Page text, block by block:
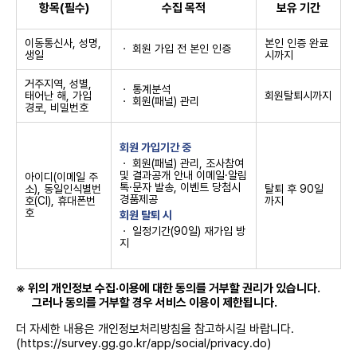
의 글, 사진, 동영상, 각종 파일과 링크 등(댓글 포함)
  8. 온라인 여론조사 : 경기도가 홈페이지를 통해 회원을 대상
으로 모바일이나 컴퓨터로 실시하는 여론조사
  9. 온라인 투표 : 경기도나 회원이 홈페이지를 이용하여 이용
자를 대상으로 어떤 사안에 대해 찬반을 물었을 때 홈페이지 기
능을 이용해 의사를 표현하는 행위
② 이 약관에서 사용하는 용어의 정의는 제1항에서 정하는 것
을 제외하고는 관계법령 및 서비스별 안내에서 정하는 바에 의
제3조 (약관의 효력 및 변경)
① 이 약관은 홈페이지 화면에 게시하거나 기타의 방법으로 공
지함으로써 이용자에게 공시하고, 이에 동의한 이용자가 홈페
이지에 가입함으로써 효력이 발생합니다.
가 직접 확인할 수 있도록 합니다.
을 중단하고 회원 등록을 취소할 수 있습니다. 다만, 이용자가
약관 변경 이후 홈페이지에 접속하여 별도의 의사표시 없이 계
속 홈페이지를 이용하는 경우에는 약관 변경에 동의한 것으로
간주됩니다.
항목(필수) 수집 목적 보유 기간
이동통신사, 성명,
생일
ㆍ 회원 가입 전 본인 인증
본인 인증 완료
시까지
거주지역, 성별,
태어난 해, 가입
경로, 비밀번호
ㆍ 통계분석
ㆍ 회원(패널) 관리
회원탈퇴시까지
아이디(이메일 주
소), 동일인식별번
호(CI), 휴대폰번
호
회원 가입기간 중
ㆍ 회원(패널) 관리, 조사참여
및 결과공개 안내 이메일·알림
톡·문자 발송, 이벤트 당첨시
경품제공
회원 탈퇴 시
ㆍ 일정기간(90일) 재가입 방
지
탈퇴 후 90일
까지
※ 위의 개인정보 수집·이용에 대한 동의를 거부할 권리가 있습니다.
그러나 동의를 거부할 경우 서비스 이용이 제한됩니다.
더 자세한 내용은 개인정보처리방침을 참고하시길 바랍니다.
(https://survey.gg.go.kr/app/social/privacy.do)